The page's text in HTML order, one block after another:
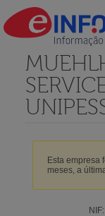
Esta empresa
meses, a
NIF: